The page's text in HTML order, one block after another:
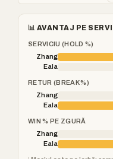
📊 AVANTAJ PE
SERVICIU (HOLD %)
Zhang
Eala
RETUR (BREAK %)
Zhang
Eala
WIN % PE ZGURĂ
Zhang
Eala